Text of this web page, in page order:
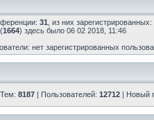
31 , из них
1664) здесь было 06 02 2018, 11:46
нет зарегистрированных
8187 | Пользователей: 12712 | Новый